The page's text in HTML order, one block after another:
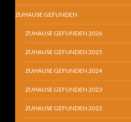
ZUHAUSE GEFUNDEN
ZUHAUSE GEFUNDEN 2026
ZUHAUSE GEFUNDEN 2025
ZUHAUSE GEFUNDEN 2024
ZUHAUSE GEFUNDEN 2023
ZUHAUSE GEFUNDEN 2022